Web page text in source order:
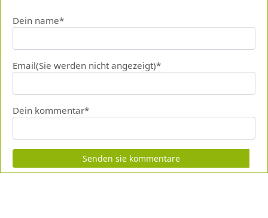
Dein name*
Email(Sie werden nicht angezeigt)*
Dein kommentar*
Senden sie kommentare